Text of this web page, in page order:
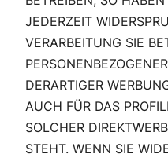
JEDERZEIT
VERARBEITUNG SIE
DERARTIGER
AUCH FÜR DAS
SOLCHER
STEHT. WENN SIE